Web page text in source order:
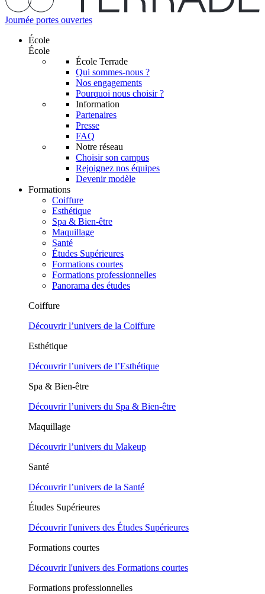
Journée portes ouvertes
École
École
École Terrade
Qui sommes-nous ?
Nos engagements
Pourquoi nous choisir ?
Information
Partenaires
Presse
FAQ
Notre réseau
Choisir son campus
Rejoignez nos équipes
Devenir modèle
Formations
Coiffure
Esthétique
Spa & Bien-être
Maquillage
Santé
Études Supérieures
Formations courtes
Formations professionnelles
Panorama des études
Coiffure
Découvrir l’univers de la Coiffure
Esthétique
Découvrir l’univers de l’Esthétique
Spa & Bien-être
Découvrir l’univers du Spa & Bien-être
Maquillage
Découvrir l’univers du Makeup
Santé
Découvrir l’univers de la Santé
Études Supérieures
Découvrir l'univers des Études Supérieures
Formations courtes
Découvrir l'univers des Formations courtes
Formations professionnelles